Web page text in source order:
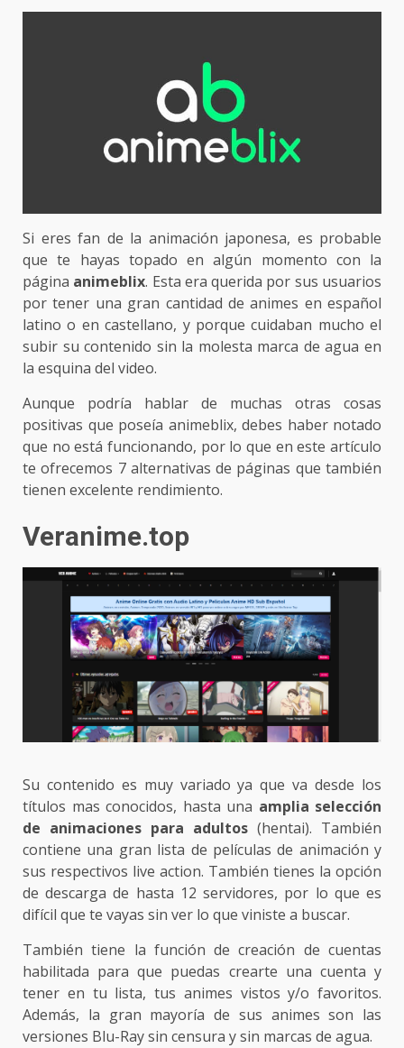
Si eres fan de la animación japonesa, es probable
que te hayas topado en algún momento con la
página animeblix. Esta era querida por sus usuarios
por tener una gran cantidad de animes en español
latino o en castellano, y porque cuidaban mucho el
subir su contenido sin la molesta marca de agua en
la esquina del video.
Aunque podría hablar de muchas otras cosas
positivas que poseía animeblix, debes haber notado
que no está funcionando, por lo que en este artículo
te ofrecemos 7 alternativas de páginas que también
tienen excelente rendimiento.
Veranime.top
Su contenido es muy variado ya que va desde los
títulos mas conocidos, hasta una amplia selección
de animaciones para adultos (hentai). También
contiene una gran lista de películas de animación y
sus respectivos live action. También tienes la opción
de descarga de hasta 12 servidores, por lo que es
difícil que te vayas sin ver lo que viniste a buscar.
También tiene la función de creación de cuentas
habilitada para que puedas crearte una cuenta y
tener en tu lista, tus animes vistos y/o favoritos.
Además, la gran mayoría de sus animes son las
versiones Blu-Ray sin censura y sin marcas de agua.